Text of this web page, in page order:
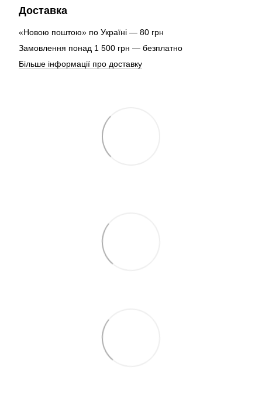
Доставка
«Новою поштою» по Україні — 80 грн
Замовлення понад 1 500 грн — безплатно
Більше інформації про доставку